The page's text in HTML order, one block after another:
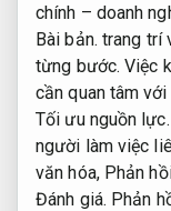
chính – doanh
Bài bản. trang trí
từng bước. Việc
cần quan tâm với
Tối ưu nguồn lực.
người làm việc
văn hóa, Phản
Đánh giá. Phản